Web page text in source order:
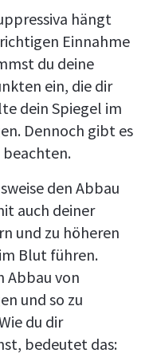
hängt
Einnahme
du deine
ein, die dir
dein Spiegel im
Dennoch gibt es
beachten.
den Abbau
auch deiner
und zu höheren
Blut führen.
Abbau von
und so zu
du dir
bedeutet das: